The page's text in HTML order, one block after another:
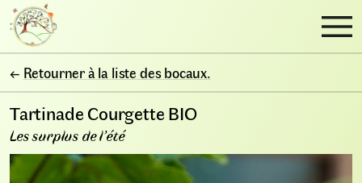
← Retourner à la liste des bocaux.
Tartinade Courgette BIO
Les surplus de l’été